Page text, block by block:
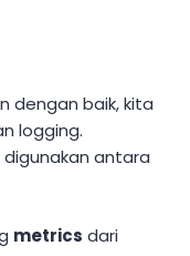
dengan baik, kita
logging.
antara
metrics dari